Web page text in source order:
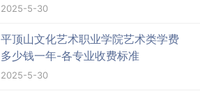
2025-5-30
平顶山文化艺术职业学院艺术类学费
多少钱一年-各专业收费标准
2025-5-30